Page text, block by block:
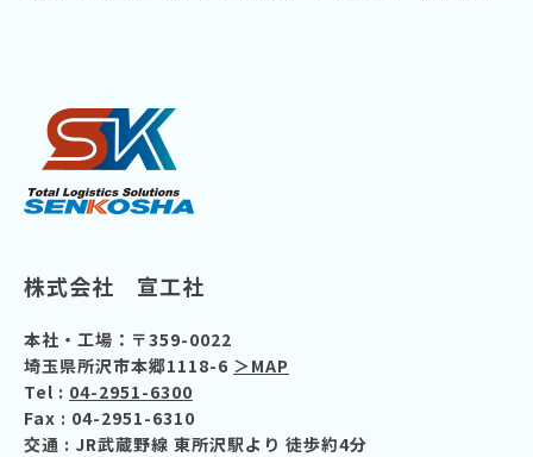
株式会社 宣工社
本社・工場：〒359-0022
埼玉県所沢市本郷1118-6 ＞MAP
Tel : 04-2951-6300
Fax : 04-2951-6310
交通 : JR武蔵野線 東所沢駅より 徒歩約4分